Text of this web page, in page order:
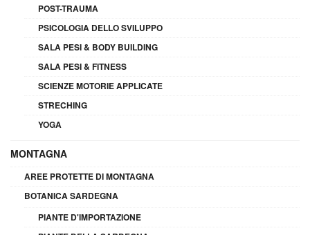
POST-TRAUMA
PSICOLOGIA DELLO SVILUPPO
SALA PESI & BODY BUILDING
SALA PESI & FITNESS
SCIENZE MOTORIE APPLICATE
STRECHING
YOGA
MONTAGNA
AREE PROTETTE DI MONTAGNA
BOTANICA SARDEGNA
PIANTE D'IMPORTAZIONE